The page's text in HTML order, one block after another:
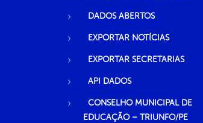
DADOS ABERTOS
EXPORTAR NOTÍCIAS
EXPORTAR SECRETARIAS
API DADOS
CONSELHO MUNICIPAL DE
EDUCAÇÃO – TRIUNFO/PE